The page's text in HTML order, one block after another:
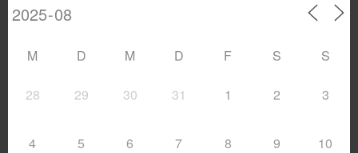
M D M D F S S
28 29 30 31 1 2 3
4 5 6 7 8 9 10